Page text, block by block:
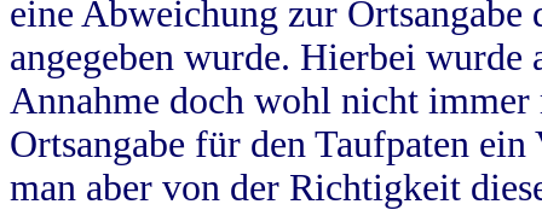
eine Abweichung zur
angegeben wurde. Hierbei wurde
Annahme doch wohl nicht
Ortsangabe für den Taufpaten
man aber von der Richtigkeit